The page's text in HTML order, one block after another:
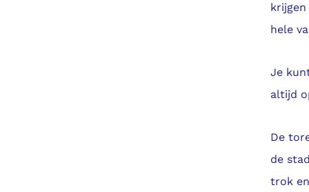
hele
Je
altijd
De
de
trok